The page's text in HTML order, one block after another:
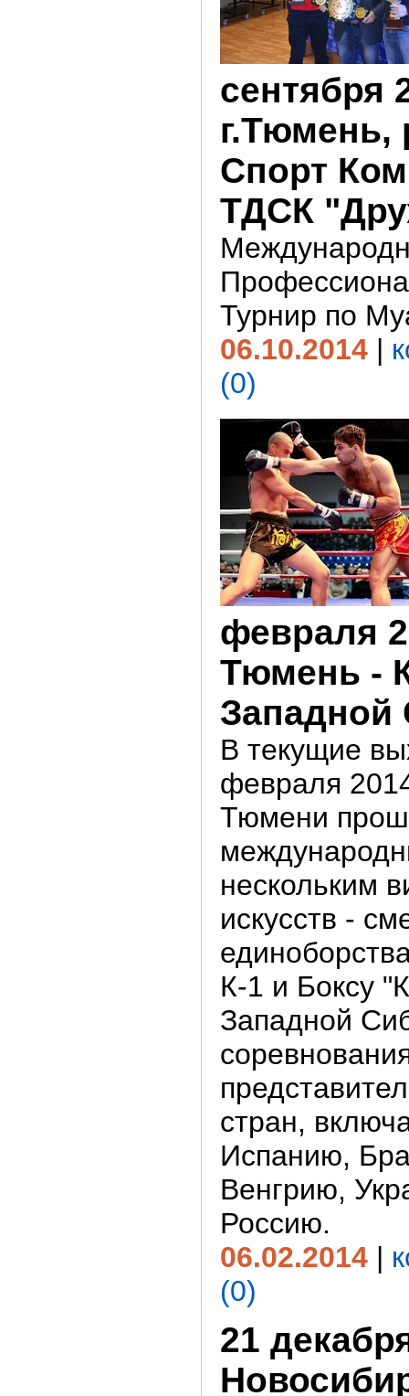
сентября
г.Тюмень,
Спорт
ТДСК
Турнир по
06.10.2014 |
(0)
февраля
Тюмень -
Западной
В текущие
февраля
Тюмени
нескольким
искусств -
К-1 и Боксу
Западной
стран,
Испанию,
Венгрию,
Россию.
06.02.2014 |
(0)
21